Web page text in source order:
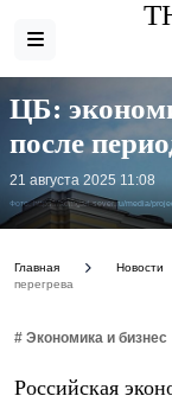
Фото: https://admgari-sever.ru/media/
ЦБ:
после
21 августа 2025 11:08
Главная Новости
перегрева
# Экономика и бизнес
Российская